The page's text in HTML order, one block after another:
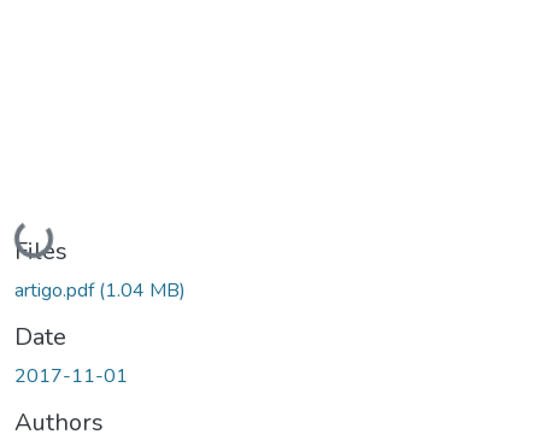
Loading...
Files
artigo.pdf(1.04 MB)
Date
2017-11-01
Authors